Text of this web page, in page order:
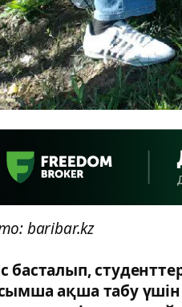
baribar.kz
басталып,
ақша табу үшін